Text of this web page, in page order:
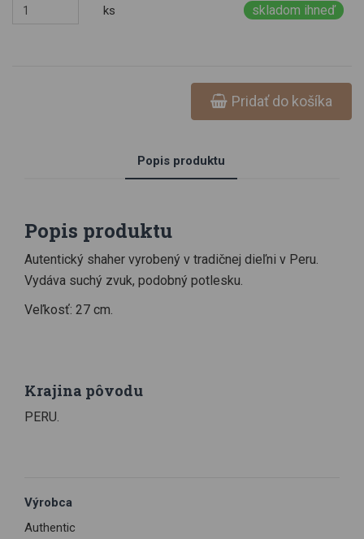
ks skladom ihneď
Pridať do košíka
Popis produktu
Popis produktu
Autentický shaher vyrobený v tradičnej dieľni v Peru.
Vydáva suchý zvuk, podobný potlesku.
Veľkosť: 27 cm.
Krajina pôvodu
PERU.
Výrobca
Authentic